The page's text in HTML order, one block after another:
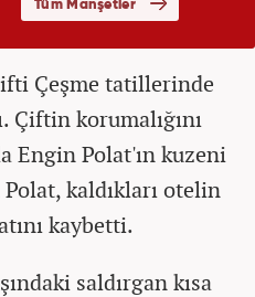
Çeşme tatillerinde
Çiftin korumalığını
Engin Polat'ın kuzeni
kaldıkları otelin
kaybetti.
saldırgan kısa